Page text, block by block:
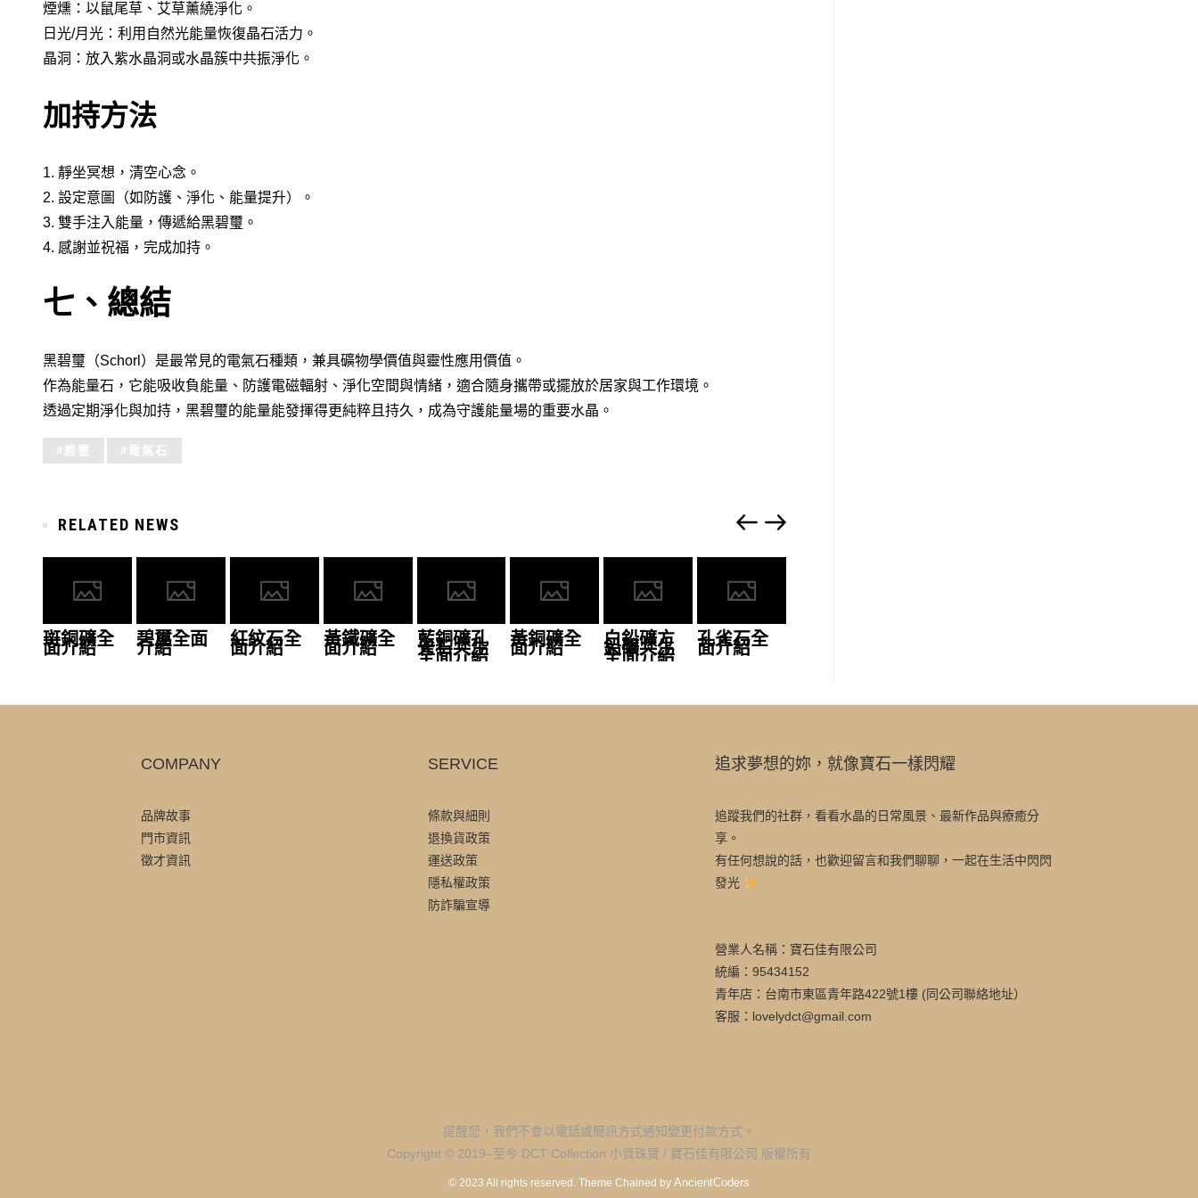
煙燻：以鼠尾草、艾草薰繞淨化。
日光/月光：利用自然光能量恢復晶石活力。
晶洞：放入紫水晶洞或水晶簇中共振淨化。
加持方法
1. 靜坐冥想，清空心念。
2. 設定意圖（如防護、淨化、能量提升）。
3. 雙手注入能量，傳遞給黑碧璽。
4. 感謝並祝福，完成加持。
七、總結
黑碧璽（Schorl）是最常見的電氣石種類，兼具礦物學價值與靈性應用價值。
作為能量石，它能吸收負能量、防護電磁輻射、淨化空間與情緒，適合隨身攜帶或擺放於居家與工作環境。
透過定期淨化與加持，黑碧璽的能量能發揮得更純粹且持久，成為守護能量場的重要水晶。
Tagged
碧璽 電氣石
RELATED NEWS
斑銅礦全
面介紹 碧璽全面
介紹 紅紋石全
面介紹 黃鐵礦全
面介紹 藍銅礦孔
雀石共生
全面介紹
黃銅礦全
面介紹 白鉛礦方
鉛礦共生
全面介紹
孔雀石全
面介紹
COMPANY
品牌故事
門市資訊
徵才資訊
SERVICE
條款與細則
退換貨政策
運送政策
隱私權政策
防詐騙宣導
追求夢想的妳，就像寶石一樣閃耀
追蹤我們的社群，看看水晶的日常風景、最新作品與療癒分
享。
有任何想說的話，也歡迎留言和我們聊聊，一起在生活中閃閃
發光
營業人名稱：寶石佳有限公司
統編：95434152
青年店：台南市東區青年路422號1樓 (同公司聯絡地址）
客服：lovelydct@gmail.com
提醒您，我們不會以電話或簡訊方式通知變更付款方式。
Copyright © 2019–至今 DCT Collection 小資珠寶 / 寶石佳有限公司 版權所有
© 2023 All rights reserved. Theme Chained by AncientCoders